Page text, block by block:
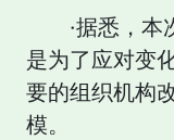
·据悉，
是为了应对变
要的组织机构
模。